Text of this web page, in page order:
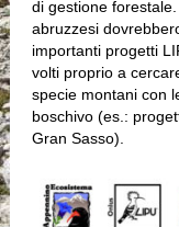
di gestione
abruzzesi
importanti progetti
volti proprio a
specie montani con
boschivo (es.:
Gran Sasso).